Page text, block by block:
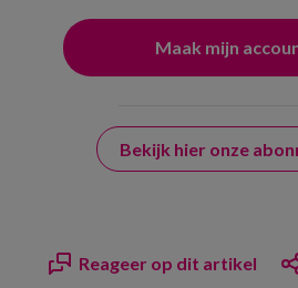
Bekijk hier onze
Reageer op dit artikel